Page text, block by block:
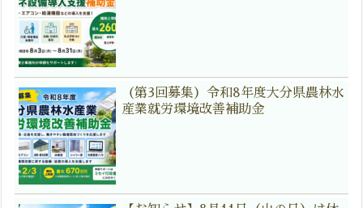
（第3回募集）令和8年度大分県農林水
産業就労環境改善補助金